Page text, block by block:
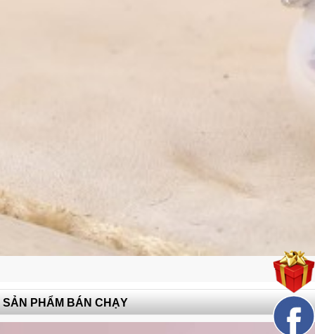
Mặt
SẢN PHẨM BÁN CHẠY